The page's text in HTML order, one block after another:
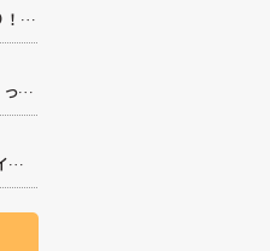
自由研究は牛乳パックで決まり！親子で楽しむ工作アイデア10選
カシオのAIペット「モフリン」ってどんな子？徹底解説！
2027年のNOLTY手帳、どのタイプを選ぶ？完全ガイド